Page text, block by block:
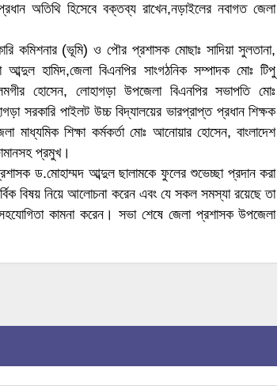
অতিথি হিসেবে বক্তব্য রাখেন,নড়াইলের নবাগত জেলা
কমিশনার (ভূমি) ও পৌর প্রশাসক মোছাঃ সাদিয়া সুলতানা,
হামিদ,জেলা বিএনপির সাংগঠনিক সম্পাদক মোঃ টিপু
হোসেন, লোহাগড়া উপজেলা বিএনপির সভাপতি মোঃ
সরকারি পাইলট উচ্চ বিদ্যালয়ের ভারপ্রাপ্ত প্রধান শিক্ষক
মাধ্যমিক শিক্ষা কর্মকর্তা মোঃ আনোয়ার হোসেন, বাংলাদেশ
প্রমুখ।
ড.মোহাম্মদ আব্দুল ছালামকে ফুলের শুভেচ্ছা প্রদান করা
বিষয় নিয়ে আলোচনা করেন এবং যে সকল সমস্যা রয়েছে তা
কামনা করেন। সভা শেষে জেলা প্রশাসক উপজেলা